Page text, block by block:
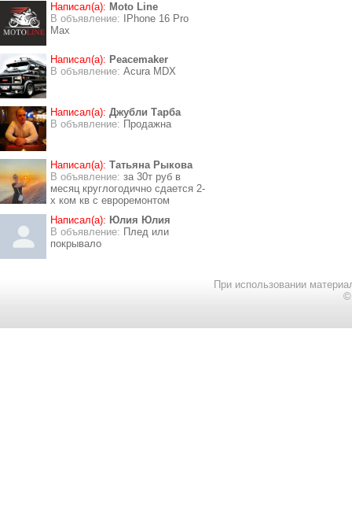
Написал(а): Moto Line
В объявление:
IPhone 16 Pro
Max
Написал(а): Peacemaker
В объявление: Acura MDX
Написал(а): Джубли Тарба
В объявление: Продажна
Написал(а): Татьяна Рыкова
В объявление: за 30т руб в
месяц круглогодично сдается 2-
х ком кв с евроремонтом
Написал(а): Юлия Юлия
В объявление: Плед или
покрывало
При использовании